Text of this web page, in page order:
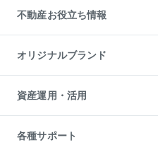
貸すガイド
事業用不動産
マンション投資
投資用マンション
アパート経営
収益物件
ビル購入（ビル一棟）
投資用不動産の売却査定
事業用不動産の売却査定
不動産お役立ち情報
マンションライブラリー
人気マンションランキング
暮らしに役立つ不動産メディア
不動産相場・不動産価格情報
不動産コラム・ニュース
不動産用語集
不動産なんでもネット相談室
オリジナルブランド
一棟リノベーションマンション
L`GENTE（ルジェンテ）
区分リノベーションマンション
投資用一棟レジデンスWELL
資産運用・活用
不動産M&A
アセットマネジメント・出資
各種サポート